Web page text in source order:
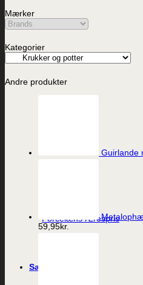
Porcelæns Ærespris
Sæson
Mærker
Kategorier
Andre produkter
Guirlande
59,95kr.